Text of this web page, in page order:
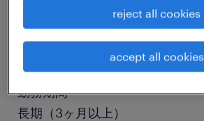
職種
その他（倉庫・軽作業）、清掃
勤務期間
長期（3ヶ月以上）
reject all cookies
accept all cookies